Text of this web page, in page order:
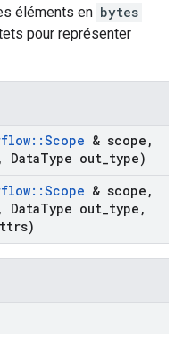
éléments en bytes
pour représenter
::Scope & scope ,
, DataType out type)
::Scope & scope ,
, DataType out type ,